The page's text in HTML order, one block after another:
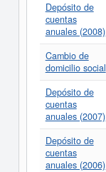
Depósito de
cuentas
anuales (2008)
Cambio de
domicilio social
Depósito de
cuentas
anuales (2007)
Depósito de
cuentas
anuales (2006)